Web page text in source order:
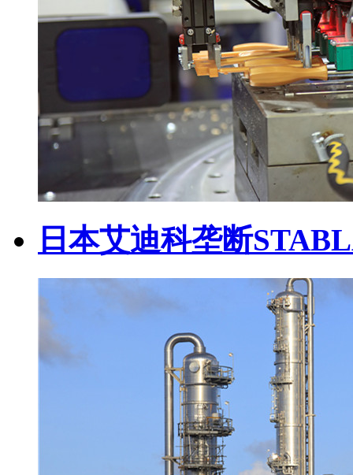
日本艾迪科垄断